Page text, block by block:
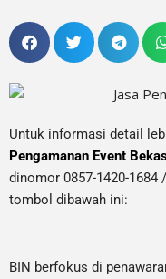
Untuk informasi detail
Pengamanan Event
dinomor 0857-1420-1684
tombol dibawah ini:
BIN berfokus di